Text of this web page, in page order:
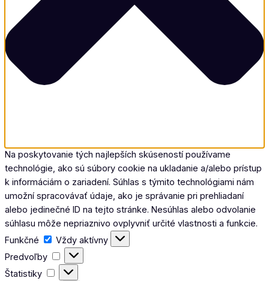
Na poskytovanie tých najlepších skúseností používame
technológie, ako sú súbory cookie na ukladanie a/alebo prístup
k informáciám o zariadení. Súhlas s týmito technológiami nám
umožní spracovávať údaje, ako je správanie pri prehliadaní
alebo jedinečné ID na tejto stránke. Nesúhlas alebo odvolanie
súhlasu môže nepriaznivo ovplyvniť určité vlastnosti a funkcie.
Funkčné
Funkčné
Vždy aktívny
Predvoľby
Predvoľby
Štatistiky
Štatistiky